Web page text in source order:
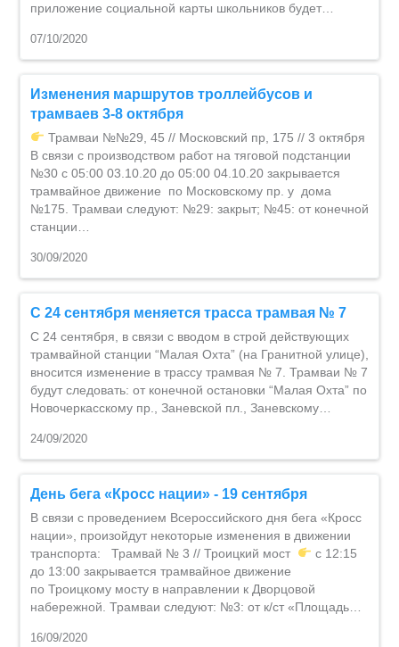
приложение социальной карты школьников будет…
07/10/2020
Изменения маршрутов троллейбусов и
трамваев 3-8 октября
Трамваи №№29, 45 // Московский пр, 175 // 3 октября
В связи с производством работ на тяговой подстанции
№30 с 05:00 03.10.20 до 05:00 04.10.20 закрывается
трамвайное движение по Московскому пр. у дома
№175. Трамваи следуют: №29: закрыт; №45: от конечной
станции…
30/09/2020
С 24 сентября меняется трасса трамвая № 7
С 24 сентября, в связи с вводом в строй действующих
трамвайной станции “Малая Охта” (на Гранитной улице),
вносится изменение в трассу трамвая № 7. Трамваи № 7
будут следовать: от конечной остановки “Малая Охта” по
Новочеркасскому пр., Заневской пл., Заневскому…
24/09/2020
День бега «Кросс нации» - 19 сентября
В связи с проведением Всероссийского дня бега «Кросс
нации», произойдут некоторые изменения в движении
транспорта: Трамвай № 3 // Троицкий мост
с 12:15
до 13:00 закрывается трамвайное движение
по Троицкому мосту в направлении к Дворцовой
набережной. Трамваи следуют: №3: от к/ст «Площадь…
16/09/2020